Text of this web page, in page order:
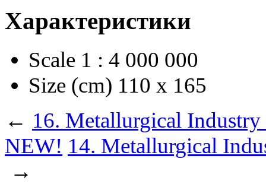
Характеристики
Scale 1 : 4 000 000
Size (cm) 110 х 165
← 16. Metallurgical
NEW! 14. Metallurgical
→